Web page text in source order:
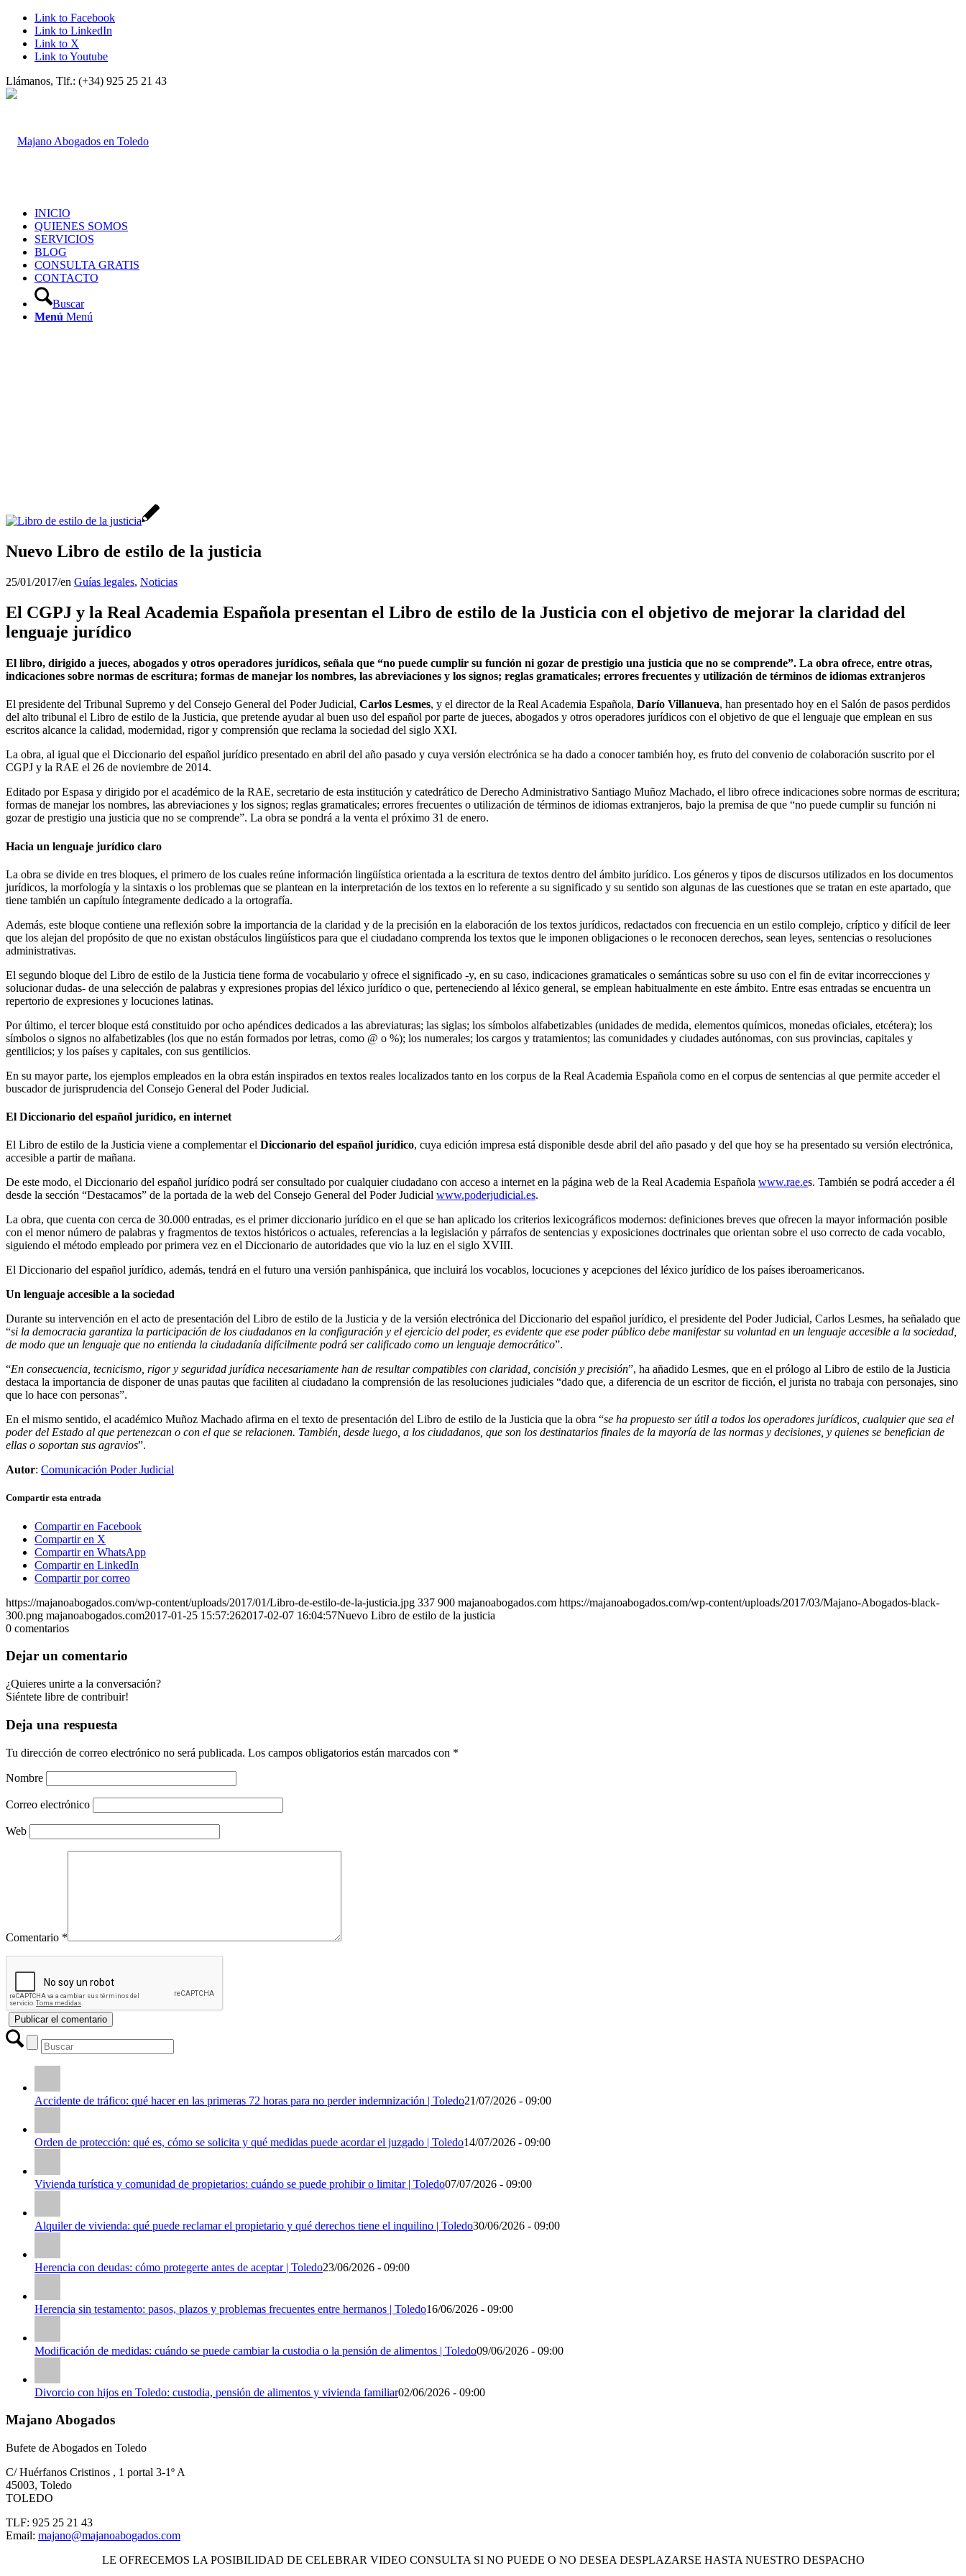
Link to Facebook
Link to LinkedIn
Link to X
Link to Youtube
Llámanos, Tlf.: (+34) 925 25 21 43
INICIO
QUIENES SOMOS
SERVICIOS
BLOG
CONSULTA GRATIS
CONTACTO
Buscar
Menú Menú
Nuevo Libro de estilo de la justicia
25/01/2017/en Guías legales, Noticias
El CGPJ y la Real Academia Española presentan el Libro de estilo de la Justicia con el objetivo de mejorar la claridad del
lenguaje jurídico
El libro, dirigido a jueces, abogados y otros operadores jurídicos, señala que “no puede cumplir su función ni gozar de prestigio una justicia que no se comprende”. La obra ofrece, entre otras,
indicaciones sobre normas de escritura; formas de manejar los nombres, las abreviaciones y los signos; reglas gramaticales; errores frecuentes y utilización de términos de idiomas extranjeros
El presidente del Tribunal Supremo y del Consejo General del Poder Judicial, Carlos Lesmes, y el director de la Real Academia Española, Darío Villanueva, han presentado hoy en el Salón de pasos perdidos
del alto tribunal el Libro de estilo de la Justicia, que pretende ayudar al buen uso del español por parte de jueces, abogados y otros operadores jurídicos con el objetivo de que el lenguaje que emplean en sus
escritos alcance la calidad, modernidad, rigor y comprensión que reclama la sociedad del siglo XXI.
La obra, al igual que el Diccionario del español jurídico presentado en abril del año pasado y cuya versión electrónica se ha dado a conocer también hoy, es fruto del convenio de colaboración suscrito por el
CGPJ y la RAE el 26 de noviembre de 2014.
Editado por Espasa y dirigido por el académico de la RAE, secretario de esta institución y catedrático de Derecho Administrativo Santiago Muñoz Machado, el libro ofrece indicaciones sobre normas de escritura;
formas de manejar los nombres, las abreviaciones y los signos; reglas gramaticales; errores frecuentes o utilización de términos de idiomas extranjeros, bajo la premisa de que “no puede cumplir su función ni
gozar de prestigio una justicia que no se comprende”. La obra se pondrá a la venta el próximo 31 de enero.
Hacia un lenguaje jurídico claro
La obra se divide en tres bloques, el primero de los cuales reúne información lingüística orientada a la escritura de textos dentro del ámbito jurídico. Los géneros y tipos de discursos utilizados en los documentos
jurídicos, la morfología y la sintaxis o los problemas que se plantean en la interpretación de los textos en lo referente a su significado y su sentido son algunas de las cuestiones que se tratan en este apartado, que
tiene también un capítulo íntegramente dedicado a la ortografía.
Además, este bloque contiene una reflexión sobre la importancia de la claridad y de la precisión en la elaboración de los textos jurídicos, redactados con frecuencia en un estilo complejo, críptico y difícil de leer
que los alejan del propósito de que no existan obstáculos lingüísticos para que el ciudadano comprenda los textos que le imponen obligaciones o le reconocen derechos, sean leyes, sentencias o resoluciones
administrativas.
El segundo bloque del Libro de estilo de la Justicia tiene forma de vocabulario y ofrece el significado -y, en su caso, indicaciones gramaticales o semánticas sobre su uso con el fin de evitar incorrecciones y
solucionar dudas- de una selección de palabras y expresiones propias del léxico jurídico o que, perteneciendo al léxico general, se emplean habitualmente en este ámbito. Entre esas entradas se encuentra un
repertorio de expresiones y locuciones latinas.
Por último, el tercer bloque está constituido por ocho apéndices dedicados a las abreviaturas; las siglas; los símbolos alfabetizables (unidades de medida, elementos químicos, monedas oficiales, etcétera); los
símbolos o signos no alfabetizables (los que no están formados por letras, como @ o %); los numerales; los cargos y tratamientos; las comunidades y ciudades autónomas, con sus provincias, capitales y
gentilicios; y los países y capitales, con sus gentilicios.
En su mayor parte, los ejemplos empleados en la obra están inspirados en textos reales localizados tanto en los corpus de la Real Academia Española como en el corpus de sentencias al que permite acceder el
buscador de jurisprudencia del Consejo General del Poder Judicial.
El Diccionario del español jurídico, en internet
El Libro de estilo de la Justicia viene a complementar el Diccionario del español jurídico, cuya edición impresa está disponible desde abril del año pasado y del que hoy se ha presentado su versión electrónica,
accesible a partir de mañana.
De este modo, el Diccionario del español jurídico podrá ser consultado por cualquier ciudadano con acceso a internet en la página web de la Real Academia Española www.rae.es. También se podrá acceder a él
desde la sección “Destacamos” de la portada de la web del Consejo General del Poder Judicial www.poderjudicial.es.
La obra, que cuenta con cerca de 30.000 entradas, es el primer diccionario jurídico en el que se han aplicado los criterios lexicográficos modernos: definiciones breves que ofrecen la mayor información posible
con el menor número de palabras y fragmentos de textos históricos o actuales, referencias a la legislación y párrafos de sentencias y exposiciones doctrinales que orientan sobre el uso correcto de cada vocablo,
siguiendo el método empleado por primera vez en el Diccionario de autoridades que vio la luz en el siglo XVIII.
El Diccionario del español jurídico, además, tendrá en el futuro una versión panhispánica, que incluirá los vocablos, locuciones y acepciones del léxico jurídico de los países iberoamericanos.
Un lenguaje accesible a la sociedad
Durante su intervención en el acto de presentación del Libro de estilo de la Justicia y de la versión electrónica del Diccionario del español jurídico, el presidente del Poder Judicial, Carlos Lesmes, ha señalado que
“si la democracia garantiza la participación de los ciudadanos en la configuración y el ejercicio del poder, es evidente que ese poder público debe manifestar su voluntad en un lenguaje accesible a la sociedad,
de modo que un lenguaje que no entienda la ciudadanía difícilmente podrá ser calificado como un lenguaje democrático”.
“En consecuencia, tecnicismo, rigor y seguridad jurídica necesariamente han de resultar compatibles con claridad, concisión y precisión”, ha añadido Lesmes, que en el prólogo al Libro de estilo de la Justicia
destaca la importancia de disponer de unas pautas que faciliten al ciudadano la comprensión de las resoluciones judiciales “dado que, a diferencia de un escritor de ficción, el jurista no trabaja con personajes, sino
que lo hace con personas”.
En el mismo sentido, el académico Muñoz Machado afirma en el texto de presentación del Libro de estilo de la Justicia que la obra “se ha propuesto ser útil a todos los operadores jurídicos, cualquier que sea el
poder del Estado al que pertenezcan o con el que se relacionen. También, desde luego, a los ciudadanos, que son los destinatarios finales de la mayoría de las normas y decisiones, y quienes se benefician de
ellas o soportan sus agravios”.
Autor: Comunicación Poder Judicial
Compartir esta entrada
Compartir en Facebook
Compartir en X
Compartir en WhatsApp
Compartir en LinkedIn
Compartir por correo
https://majanoabogados.com/wp-content/uploads/2017/01/Libro-de-estilo-de-la-justicia.jpg 337 900 majanoabogados.com https://majanoabogados.com/wp-content/uploads/2017/03/Majano-Abogados-black-
300.png majanoabogados.com2017-01-25 15:57:262017-02-07 16:04:57Nuevo Libro de estilo de la justicia
0 comentarios
Dejar un comentario
¿Quieres unirte a la conversación?
Siéntete libre de contribuir!
Deja una respuesta
Tu dirección de correo electrónico no será publicada. Los campos obligatorios están marcados con *
Nombre
Correo electrónico
Web
Comentario *
Accidente de tráfico: qué hacer en las primeras 72 horas para no perder indemnización | Toledo21/07/2026 - 09:00
Orden de protección: qué es, cómo se solicita y qué medidas puede acordar el juzgado | Toledo14/07/2026 - 09:00
Vivienda turística y comunidad de propietarios: cuándo se puede prohibir o limitar | Toledo07/07/2026 - 09:00
Alquiler de vivienda: qué puede reclamar el propietario y qué derechos tiene el inquilino | Toledo30/06/2026 - 09:00
Herencia con deudas: cómo protegerte antes de aceptar | Toledo23/06/2026 - 09:00
Herencia sin testamento: pasos, plazos y problemas frecuentes entre hermanos | Toledo16/06/2026 - 09:00
Modificación de medidas: cuándo se puede cambiar la custodia o la pensión de alimentos | Toledo09/06/2026 - 09:00
Divorcio con hijos en Toledo: custodia, pensión de alimentos y vivienda familiar02/06/2026 - 09:00
Majano Abogados
Bufete de Abogados en Toledo
C/ Huérfanos Cristinos , 1 portal 3-1º A
45003, Toledo
TOLEDO
TLF: 925 25 21 43
Email: majano@majanoabogados.com
LE OFRECEMOS LA POSIBILIDAD DE CELEBRAR VIDEO CONSULTA SI NO PUEDE O NO DESEA DESPLAZARSE HASTA NUESTRO DESPACHO